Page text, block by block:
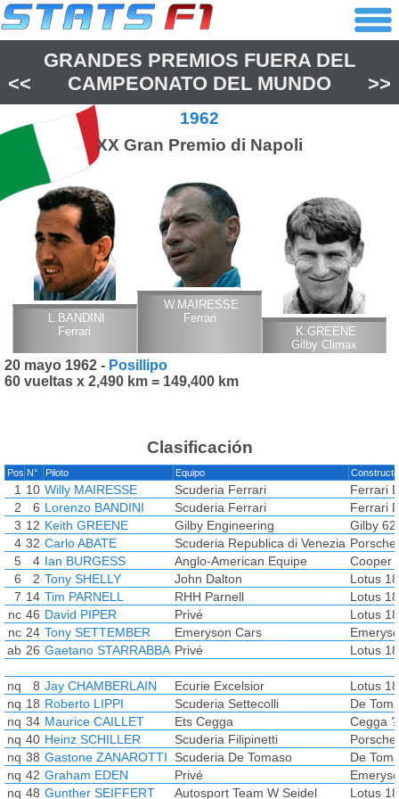
<<
GRANDES PREMIOS FUERA DEL
CAMPEONATO DEL MUNDO
>>
1962
XX Gran Premio di Napoli
L.BANDINI
Ferrari
W.MAIRESSE
Ferrari
K.GREENE
Gilby Climax
20 mayo 1962 - Posillipo
60 vueltas x 2,490 km = 149,400 km
Clasificación
Pos N° Piloto Equipo
1 10 Willy MAIRESSE Scuderia Ferrari
Ferrari
2
6 Lorenzo BANDINI Scuderia Ferrari
Ferrari
3 12 Keith GREENE Gilby Engineering
Gilby 62
4 32 Carlo ABATE Scuderia Republica di Venezia
5
4 Ian BURGESS Anglo-American Equipe
Cooper
6
2 Tony SHELLY John Dalton
Lotus 18
7 14 Tim PARNELL RHH Parnell
Lotus 18
nc 46 David PIPER Privé
Lotus 18
nc 24 Tony SETTEMBER Emeryson Cars
ab 26 Gaetano STARRABBA Privé Lotus 18
nq 8 Jay CHAMBERLAIN Ecurie Excelsior
Lotus 18
nq 18 Roberto LIPPI Scuderia Settecolli
De
nq 34 Maurice CAILLET Ets Cegga
Cegga
nq 40 Heinz SCHILLER Scuderia Filipinetti
nq 38 Gastone ZANAROTTI Scuderia De Tomaso
De
nq 42 Graham EDEN Privé
nq 48 Gunther SEIFFERT Autosport Team W Seidel Lotus 18